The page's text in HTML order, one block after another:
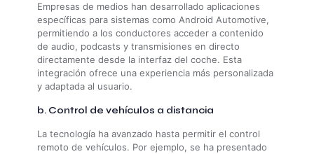
Empresas de medios han desarrollado aplicaciones
específicas para sistemas como Android Automotive,
permitiendo a los conductores acceder a contenido
de audio, podcasts y transmisiones en directo
directamente desde la interfaz del coche. Esta
integración ofrece una experiencia más personalizada
y adaptada al usuario.
b. Control de vehículos a distancia
La tecnología ha avanzado hasta permitir el control
remoto de vehículos. Por ejemplo, se ha presentado